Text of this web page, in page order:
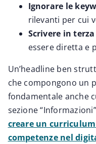
Ignorare le
rilevanti per cui
Scrivere in
essere diretta e
Un’headline ben
che compongono un
fondamentale anche
sezione
creare un
competenze nel